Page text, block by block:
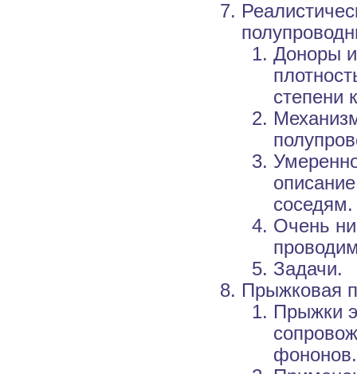
Доноры
степени
соседям.
Очень
Задачи.
Прыжковая
Прыжки